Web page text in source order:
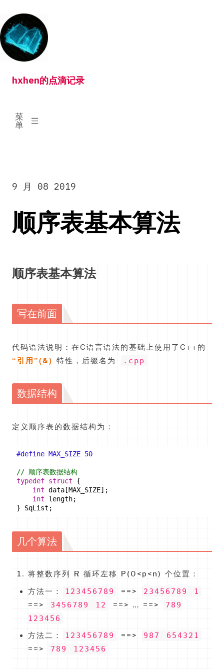
转
到
内
hxhen的点滴记录
菜
单
已
展
顺序表基本算法
9 月 08 2019
顺序表基本算法
写在前面
代码语法说明：在C语言语法的基础上使用了C++的
“引用”(&) 特性，后缀名为 .cpp
数据结构
定义顺序表的数据结构为：
#define MAX_SIZE 50
// 顺序表数据结构
typedef struct {
int data[MAX_SIZE];
int length;
} SqList;
几个算法
将整数序列 R 循环左移 P(0<p<n) 个位置：
方法一：
123456789 ==>
23456789 1
==>
3456789 12 ==> … ==>
789
123456
方法二：
123456789 ==>
987 654321
==>
789 123456